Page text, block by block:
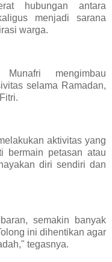
hubungan antara
menjadi sarana
warga.
mengimbau
selama Ramadan,
aktivitas yang
bermain petasan atau
diri sendiri dan
semakin banyak
ini dihentikan agar
tegasnya.